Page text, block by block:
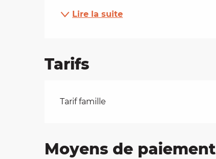
Lire la suite
Tarifs
Tarifs 2026
Tarif famille
Moyens de paiement